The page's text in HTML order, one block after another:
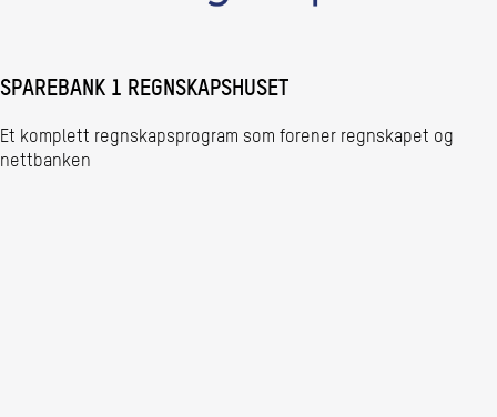
SPAREBANK 1 REGNSKAPSHUSET
Et komplett regnskapsprogram som forener regnskapet og
nettbanken